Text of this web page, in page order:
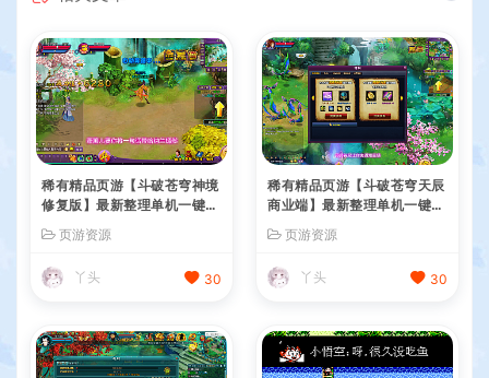
稀有精品页游【斗破苍穹神境
修复版】最新整理单机一键即
+管理后台+详细搭建教程
页游资源
丫头 30
稀有精品页游【斗破苍穹天辰
商业端】最新整理单机一键即
+管理后台+详细搭建教程
页游资源
丫头 30